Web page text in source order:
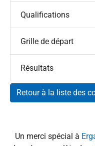
Qualifications
Grille de départ
Résultats
Retour à la liste des
Un merci spécial à